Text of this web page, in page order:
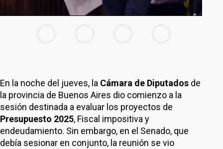
En la noche del jueves, la Cámara de Diputados de
la provincia de Buenos Aires dio comienzo a la
sesión destinada a evaluar los proyectos de
Presupuesto 2025, Fiscal impositiva y
endeudamiento. Sin embargo, en el Senado, que
debía sesionar en conjunto, la reunión se vio